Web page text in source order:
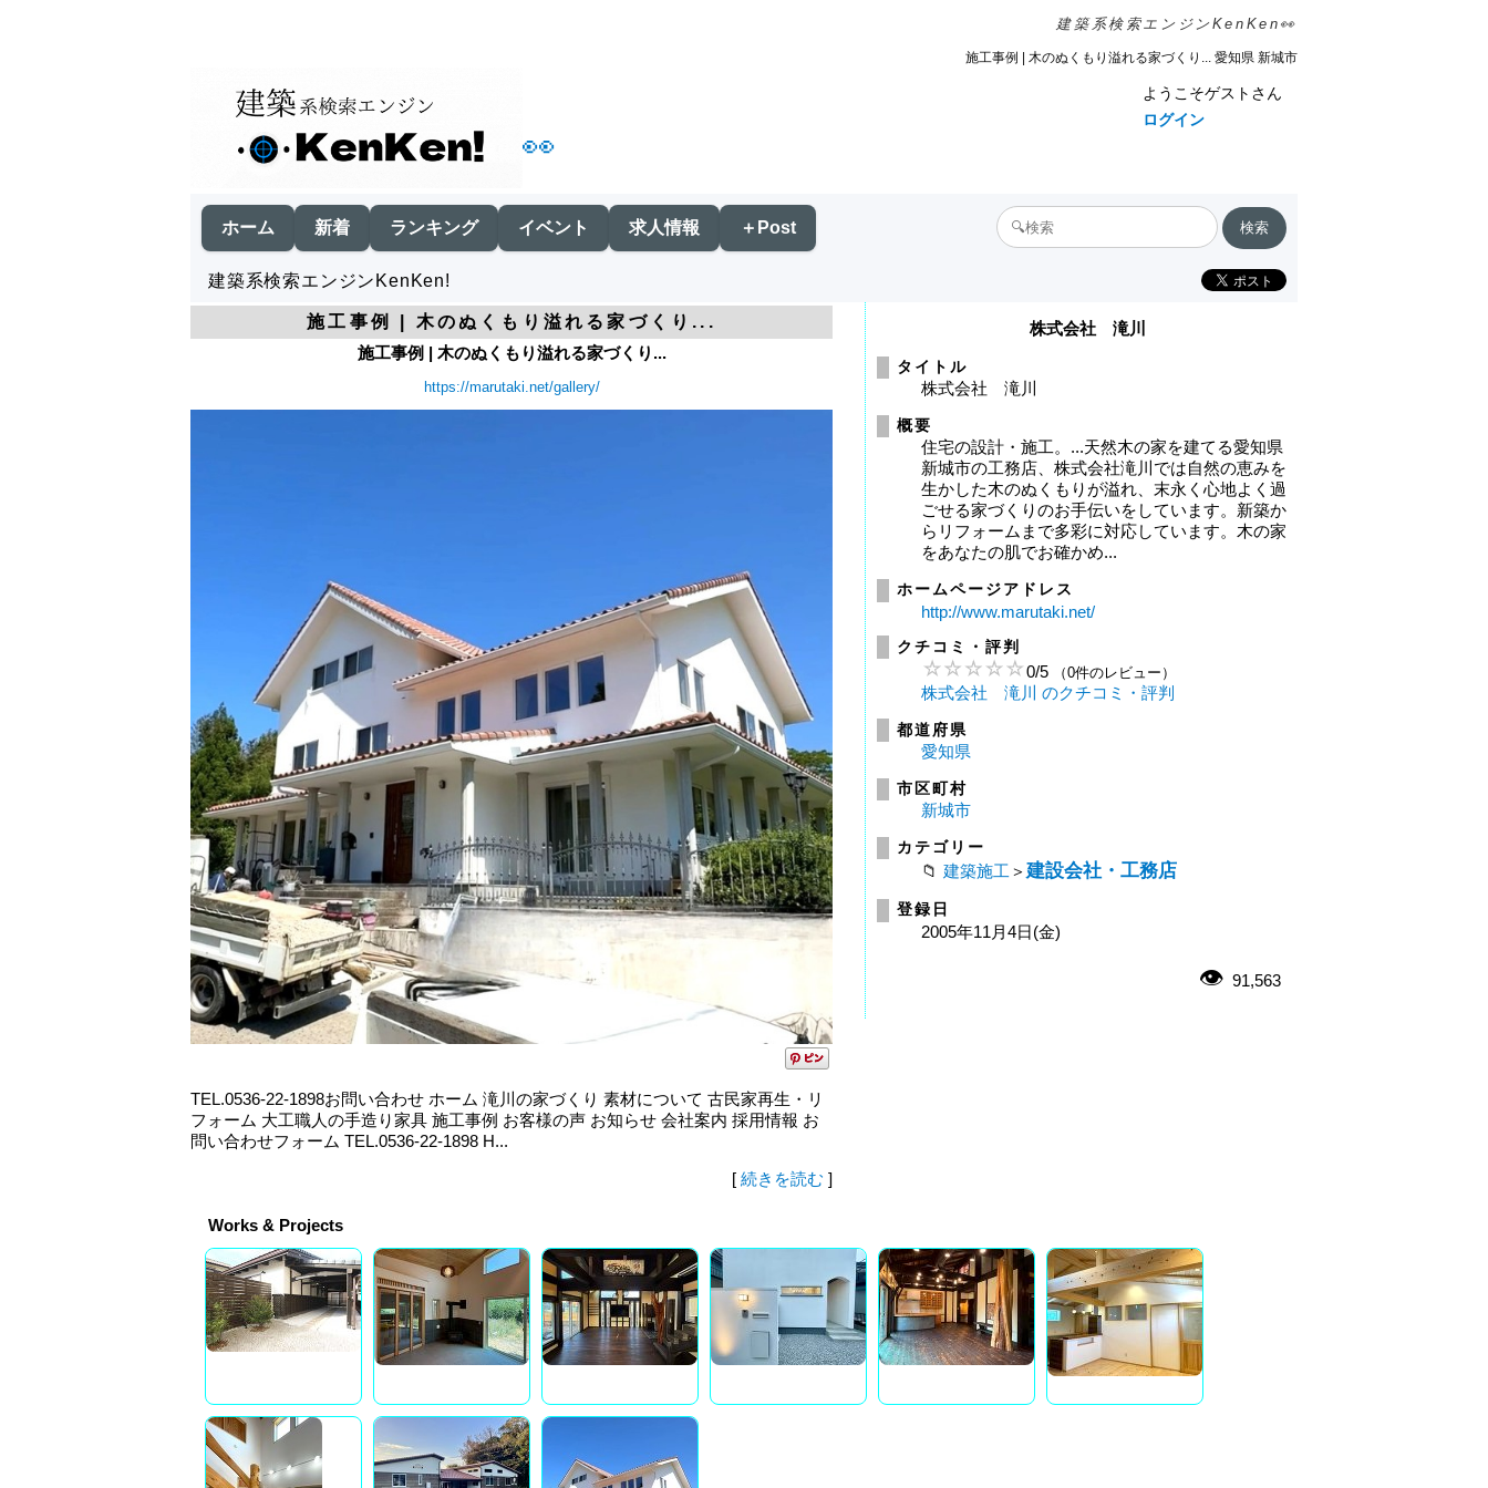
建築系検索エンジンKenKen👀
施工事例 | 木のぬくもり溢れる家づくり... 愛知県 新城市
👀
ようこそゲストさん
ログイン
ホーム 新着 ランキング イベント 求人情報 ＋Post
建築系検索エンジンKenKen!
施工事例 | 木のぬくもり溢れる家づくり...
施工事例 | 木のぬくもり溢れる家づくり...
https://marutaki.net/gallery/
TEL.0536-22-1898お問い合わせ ホーム 滝川の家づくり 素材について 古民家再生・リ
フォーム 大工職人の手造り家具 施工事例 お客様の声 お知らせ 会社案内 採用情報 お
問い合わせフォーム TEL.0536-22-1898 H...
[ 続きを読む ]
株式会社 滝川
タイトル
株式会社 滝川
概要
住宅の設計・施工。...天然木の家を建てる愛知県
新城市の工務店、株式会社滝川では自然の恵みを
生かした木のぬくもりが溢れ、末永く心地よく過
ごせる家づくりのお手伝いをしています。新築か
らリフォームまで多彩に対応しています。木の家
をあなたの肌でお確かめ...
ホームページアドレス
http://www.marutaki.net/
クチコミ・評判
0/5 （0件のレビュー）
株式会社 滝川 のクチコミ・評判
都道府県
愛知県
市区町村
新城市
カテゴリー
建築施工＞ 建設会社・工務店
登録日
2005年11月4日(金)
91,563
Works & Projects